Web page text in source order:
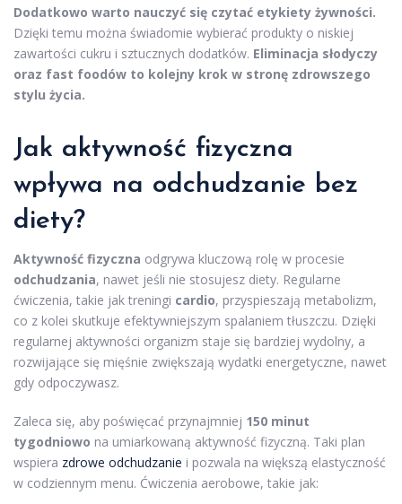
Dodatkowo warto nauczyć się czytać etykiety żywności.
Dzięki temu można świadomie wybierać produkty o niskiej
zawartości cukru i sztucznych dodatków. Eliminacja słodyczy
oraz fast foodów to kolejny krok w stronę zdrowszego
stylu życia.
Jak aktywność fizyczna
wpływa na odchudzanie bez
diety?
Aktywność fizyczna odgrywa kluczową rolę w procesie
odchudzania, nawet jeśli nie stosujesz diety. Regularne
ćwiczenia, takie jak treningi cardio, przyspieszają metabolizm,
co z kolei skutkuje efektywniejszym spalaniem tłuszczu. Dzięki
regularnej aktywności organizm staje się bardziej wydolny, a
rozwijające się mięśnie zwiększają wydatki energetyczne, nawet
gdy odpoczywasz.
Zaleca się, aby poświęcać przynajmniej 150 minut
tygodniowo na umiarkowaną aktywność fizyczną. Taki plan
wspiera zdrowe odchudzanie i pozwala na większą elastyczność
w codziennym menu. Ćwiczenia aerobowe, takie jak: